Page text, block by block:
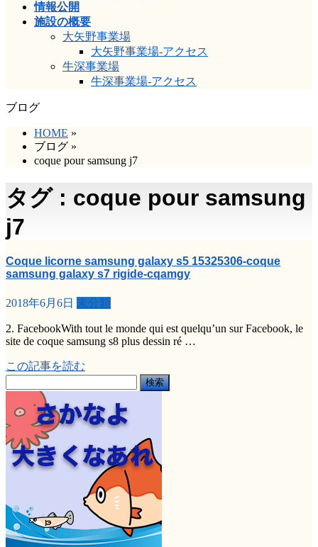
情報公開
施設の概要
大矢野事業場
大矢野事業場-アクセス
牛深事業場
牛深事業場-アクセス
ブログ
HOME »
ブログ »
coque pour samsung j7
タグ : coque pour samsung
j7
Coque licorne samsung galaxy s5 15325306-coque
samsung galaxy s7 rigide-cqamgy
2018年6月6日 未分類
2. FacebookWith tout le monde qui est quelqu’un sur Facebook, le
site de coque samsung s8 plus dessin ré …
この記事を読む
索: